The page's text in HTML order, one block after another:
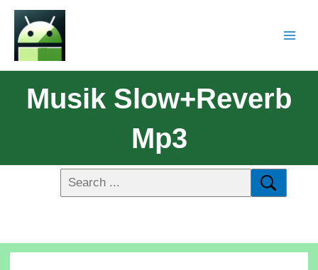
Musik Slow+Reverb
Mp3